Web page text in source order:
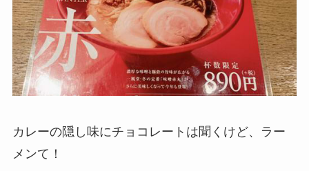
カレーの隠し味にチョコレートは聞くけど、ラー
メンて！